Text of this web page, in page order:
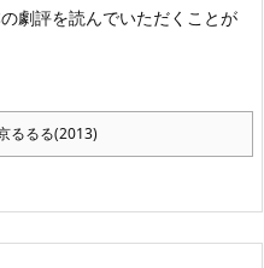
劇評を読んでいただくことが
るるる(2013)